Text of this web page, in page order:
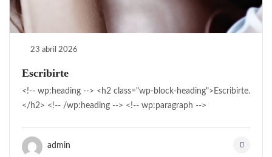
23 abril 2026
Escribirte
<!-- wp:heading --> <h2 class="wp-block-heading">Escribirte.
</h2> <!-- /wp:heading --> <!-- wp:paragraph -->
admin